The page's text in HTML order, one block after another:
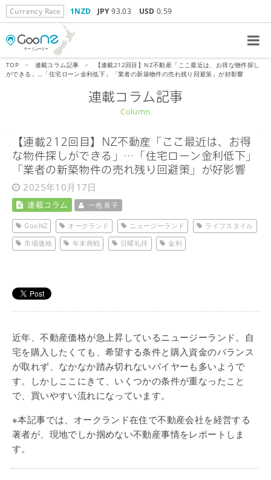
Currency Rate 1NZD JPY93.03 USD 0.59
TOP > 連載コラム記事 >
【連載212回目】NZ不動産「ここ最近は、お得な物件探し
ができる」…「住宅ローン金利低下」「業者の新築物件の売れ残り回避策」が好影響
連載コラム記事
Column
【連載212回目】NZ不動産「ここ最近は、お得
な物件探しができる」…「住宅ローン金利低下」
「業者の新築物件の売れ残り回避策」が好影響
2025年10月17日
連載コラム 一色 良子
GooNZ オークランド ニュージーランド
ライフスタイル
市場価格
年末商戦 日曜礼拝 金利
近年、不動産価格が急上昇しているニュージーランド。自
宅を購入したくても、希望する条件と購入資金のバランス
が取れず、なかなか踏み切れないバイヤーも多いようで
す。しかしここにきて、いくつかの条件が重なったこと
で、買いやすい流れになっています。
※本記事では、オークランド在住で不動産会社を経営する
著者が、現地でしか掴めない不動産事情をレポートしま
す。